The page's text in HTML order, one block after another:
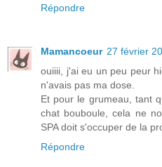
Répondre
Mamancoeur 27 février
ouiiii, j'ai eu un peu peur
n'avais pas ma dose.
Et pour le grumeau, tant
chat bouboule, cela ne
SPA doit s'occuper de la
Répondre